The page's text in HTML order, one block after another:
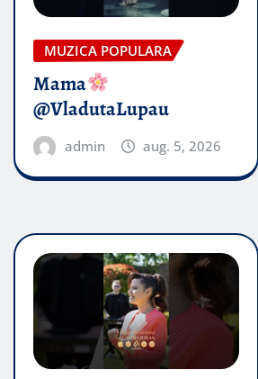
MUZICA POPULARA
Mama
@VladutaLupau
admin aug. 5, 2026